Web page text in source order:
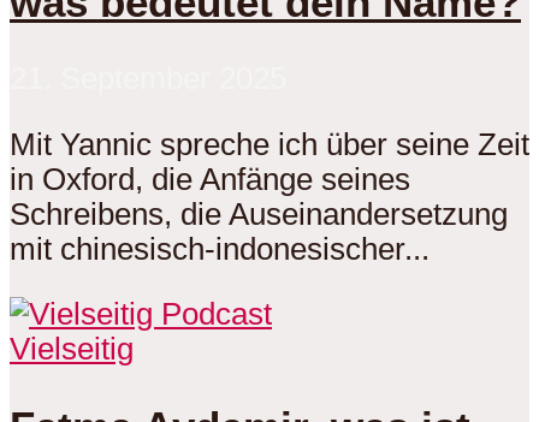
Mit Yannic spreche ich über seine Zeit
in Oxford, die Anfänge seines
Schreibens, die Auseinandersetzung
mit chinesisch-indonesischer...
Vielseitig